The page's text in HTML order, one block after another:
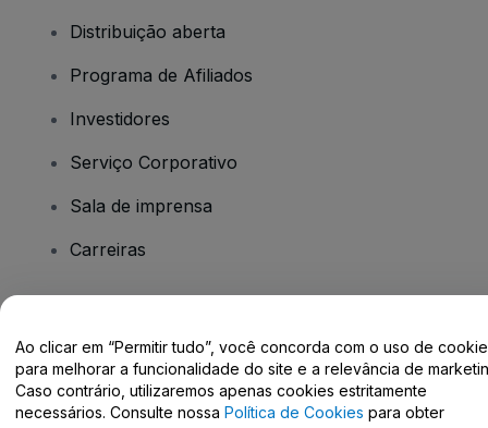
Distribuição aberta
Programa de Afiliados
Investidores
Serviço Corporativo
Sala de imprensa
Carreiras
Centro de Ajuda / Fale Conosco
Ao clicar em “Permitir tudo”, você concorda com o uso de
para melhorar a funcionalidade do site e a relevância de
Caso contrário, utilizaremos apenas cookies estritamente
necessários. Consulte nossa Política de Cookies para obter